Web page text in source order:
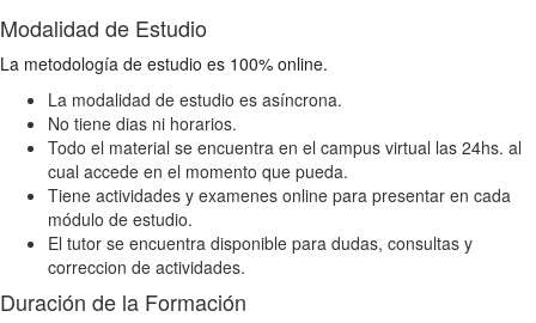
Modalidad de Estudio
La metodología de estudio es 100% online.
La modalidad de estudio es asíncrona.
No tiene dias ni horarios.
Todo el material se encuentra en el campus virtual las 24hs. al
cual accede en el momento que pueda.
Tiene actividades y examenes online para presentar en cada
módulo de estudio.
El tutor se encuentra disponible para dudas, consultas y
correccion de actividades.
Duración de la Formación